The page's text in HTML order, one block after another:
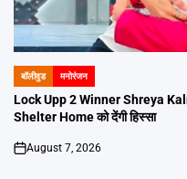
POSTED
IN
बॉलीवुड मनोरंजन
Lock Upp 2 Winner Shreya
Shelter Home को देंगी हिस्सा
on
August 7, 2026